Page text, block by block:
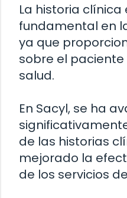
La historia
fundamental en
ya que
sobre el paciente
salud.
En Sacyl, se ha
de las historias
mejorado la
de los servicios